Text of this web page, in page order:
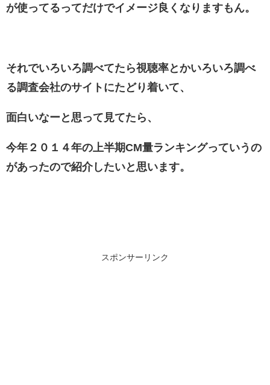
が使ってるってだけでイメージ良くなりますもん。
それでいろいろ調べてたら視聴率とかいろいろ調べ
る調査会社のサイトにたどり着いて、
面白いなーと思って見てたら、
今年２０１４年の上半期CM量ランキングっていうの
があったので紹介したいと思います。
スポンサーリンク